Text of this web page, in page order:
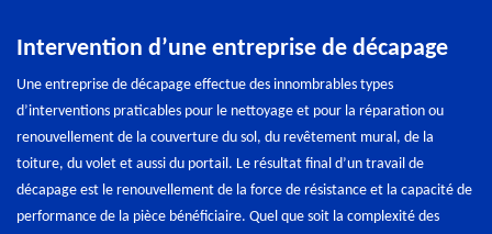
Intervention d’une entreprise de décapage
Une entreprise de décapage effectue des innombrables types
d’interventions praticables pour le nettoyage et pour la réparation ou
renouvellement de la couverture du sol, du revêtement mural, de la
toiture, du volet et aussi du portail. Le résultat final d’un travail de
décapage est le renouvellement de la force de résistance et la capacité de
performance de la pièce bénéficiaire. Quel que soit la complexité des